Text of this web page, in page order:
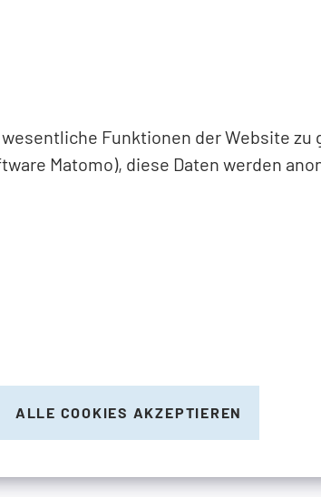
Funktionen der Website
Matomo), diese Daten werden
ALLE COOKIES AKZEPTIEREN